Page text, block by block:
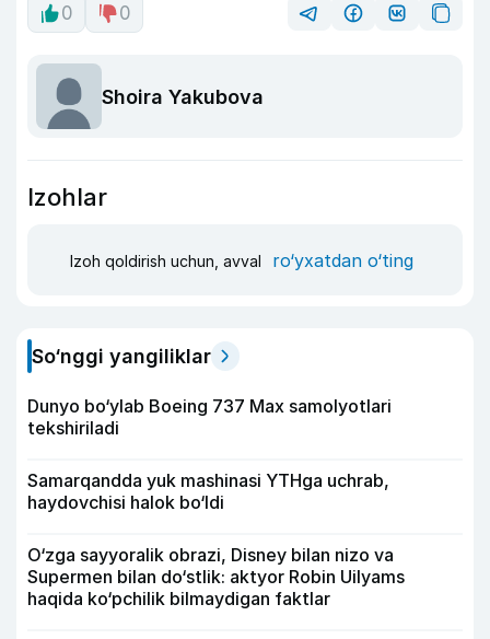
0 0
Shoira Yakubova
Izohlar
Izoh qoldirish uchun, avval ro‘yxatdan o‘ting
So‘nggi yangiliklar
Dunyo bo‘ylab Boeing 737 Max samolyotlari
tekshiriladi
Samarqandda yuk mashinasi YTHga uchrab,
haydovchisi halok bo‘ldi
O‘zga sayyoralik obrazi, Disney bilan nizo va
Supermen bilan do‘stlik: aktyor Robin Uilyams
haqida ko‘pchilik bilmaydigan faktlar